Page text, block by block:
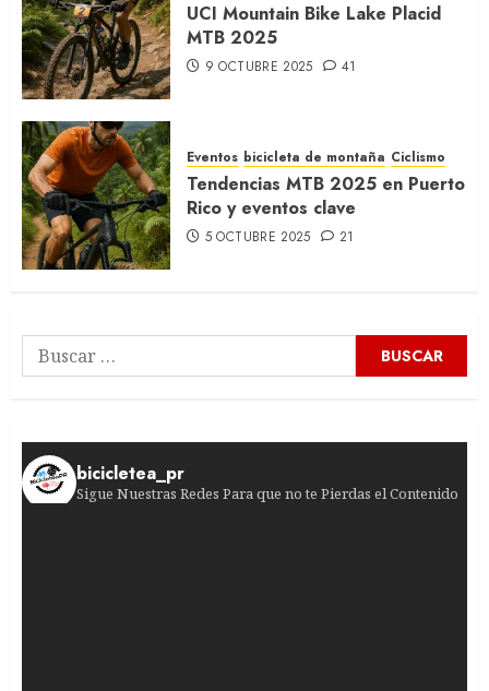
UCI Mountain Bike Lake Placid
MTB 2025
9 OCTUBRE 2025 41
Eventos bicicleta de montaña Ciclismo
Tendencias MTB 2025 en Puerto
Rico y eventos clave
5 OCTUBRE 2025 21
Buscar:
bicicletea_pr
Sigue Nuestras Redes Para que no te Pierdas el Contenido